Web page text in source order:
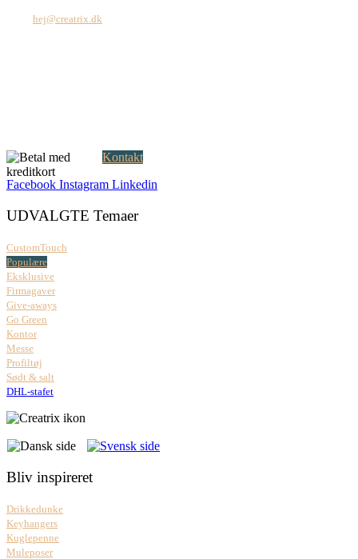
hej@creatrix.dk
Kontakt
Facebook Instagram Linkedin
UDVALGTE Temaer
CustomTouch
Populære
Eksklusive
Firmagaver
Give-aways
Go Green
Kontor
Messe
Profiltøj
Sødt & salt
DHL-stafet
Bliv inspireret
Drikkedunke
Keyhangers
Kuglepenne
Muleposer